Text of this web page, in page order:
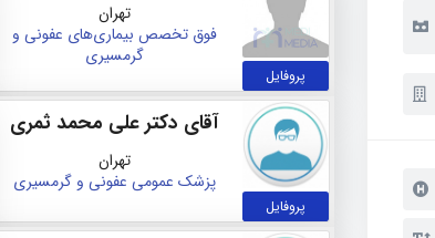
پروفایل
تهران
فوق تخصص بیماری‌های عفونی و
گرمسیری
پروفایل
آقای دکتر علی محمد ثمری
تهران
پزشک عمومی عفونی و گرمسیری